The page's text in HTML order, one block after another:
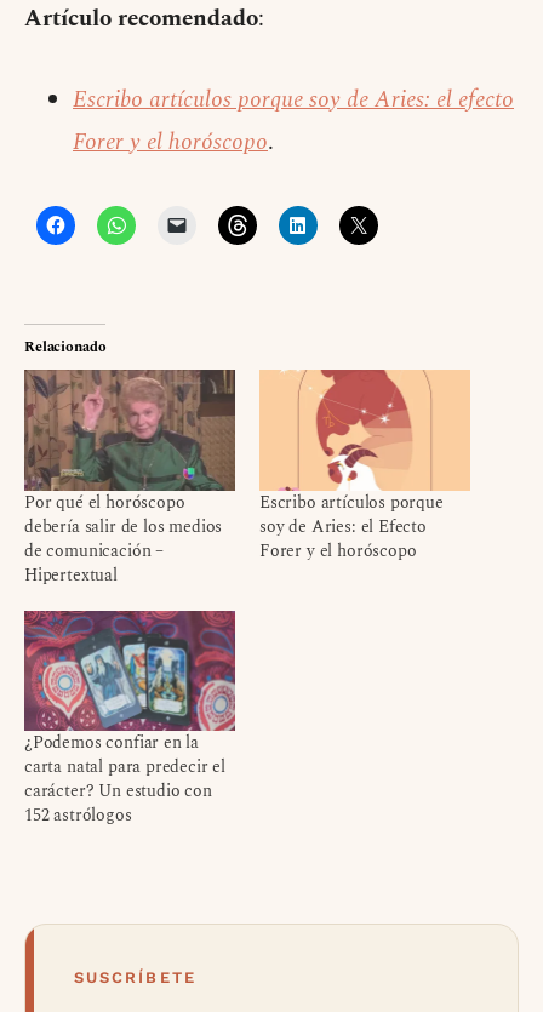
Artículo recomendado:
Escribo artículos porque soy de Aries: el efecto
Forer y el horóscopo.
Relacionado
Por qué el horóscopo
debería salir de los medios
de comunicación –
Hipertextual
Escribo artículos porque
soy de Aries: el Efecto
Forer y el horóscopo
¿Podemos confiar en la
carta natal para predecir el
carácter? Un estudio con
152 astrólogos
SUSCRÍBETE